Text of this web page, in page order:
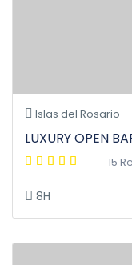
Islas del Rosario
LUXURY OPEN
15
8H